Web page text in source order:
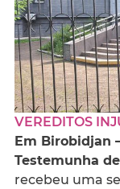
VEREDITOS
Em Birobidjan
Testemunha
recebeu uma